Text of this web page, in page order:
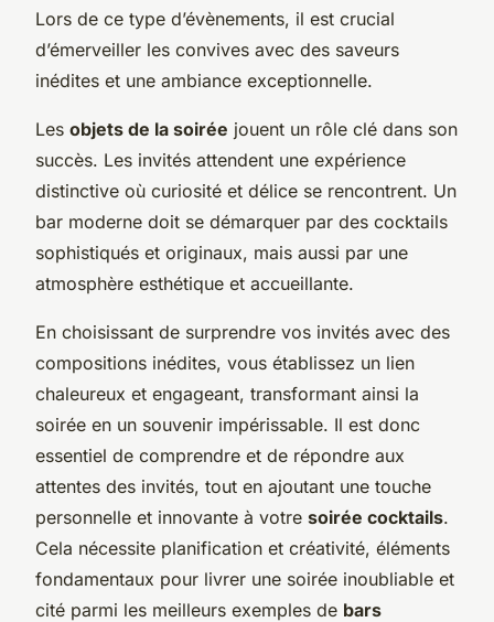
Lors de ce type d’évènements, il est crucial
d’émerveiller les convives avec des saveurs
inédites et une ambiance exceptionnelle.
Les objets de la soirée jouent un rôle clé dans son
succès. Les invités attendent une expérience
distinctive où curiosité et délice se rencontrent. Un
bar moderne doit se démarquer par des cocktails
sophistiqués et originaux, mais aussi par une
atmosphère esthétique et accueillante.
En choisissant de surprendre vos invités avec des
compositions inédites, vous établissez un lien
chaleureux et engageant, transformant ainsi la
soirée en un souvenir impérissable. Il est donc
essentiel de comprendre et de répondre aux
attentes des invités, tout en ajoutant une touche
personnelle et innovante à votre soirée cocktails.
Cela nécessite planification et créativité, éléments
fondamentaux pour livrer une soirée inoubliable et
cité parmi les meilleurs exemples de bars